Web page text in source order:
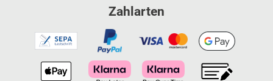
Zahlarten